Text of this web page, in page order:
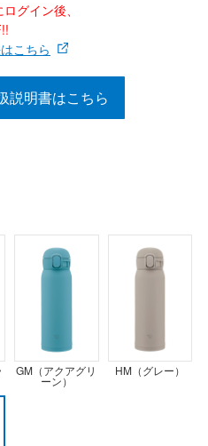
グイン後、
こちら
説明書はこちら
GM（アクアグリ
ーン）
HM（グレー）